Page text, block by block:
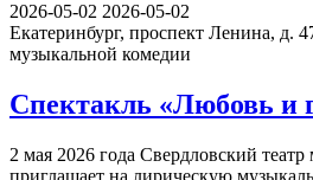
2026-05-02 2026-05-02
Екатеринбург, проспект Ленина, д.
музыкальной комедии
Спектакль «Любовь и
2 мая 2026 года Свердловский